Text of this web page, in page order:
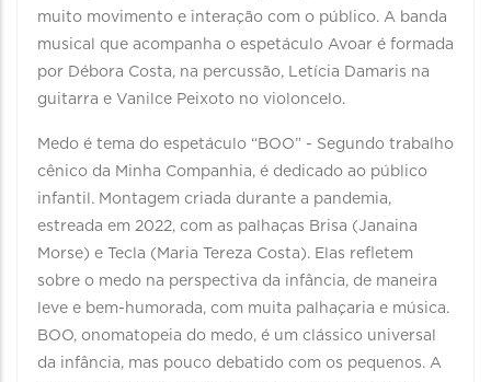
muito movimento e interação com o público. A banda
musical que acompanha o espetáculo Avoar é formada
por Débora Costa, na percussão, Letícia Damaris na
guitarra e Vanilce Peixoto no violoncelo.
Medo é tema do espetáculo “BOO” - Segundo trabalho
cênico da Minha Companhia, é dedicado ao público
infantil. Montagem criada durante a pandemia,
estreada em 2022, com as palhaças Brisa (Janaina
Morse) e Tecla (Maria Tereza Costa). Elas refletem
sobre o medo na perspectiva da infância, de maneira
leve e bem-humorada, com muita palhaçaria e música.
BOO, onomatopeia do medo, é um clássico universal
da infância, mas pouco debatido com os pequenos. A